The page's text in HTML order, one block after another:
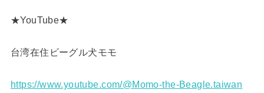
★YouTube★
台湾在住ビーグル犬モモ
https://www.youtube.com/@Momo-the-Beagle.taiwan